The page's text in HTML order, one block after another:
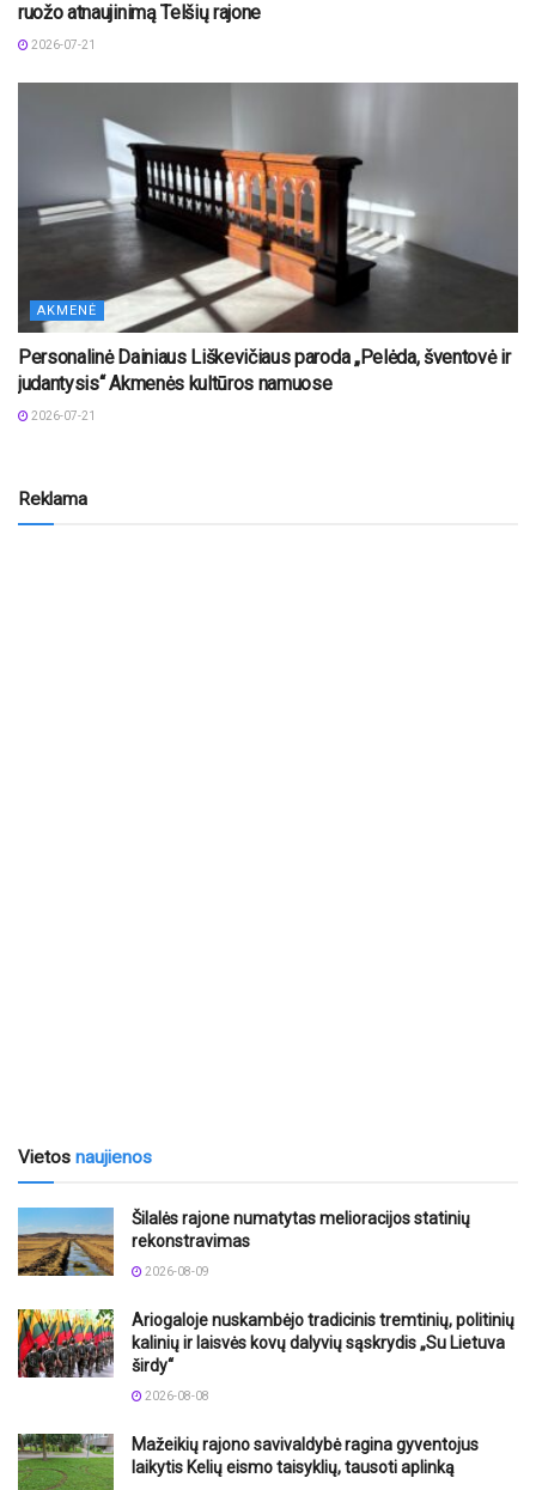
ruožo atnaujinimą Telšių rajone
2026-07-21
AKMENĖ
Personalinė Dainiaus Liškevičiaus paroda „Pelėda, šventovė ir
judantysis“ Akmenės kultūros namuose
2026-07-21
Reklama
Vietos naujienos
Šilalės rajone numatytas melioracijos statinių
rekonstravimas
2026-08-09
Ariogaloje nuskambėjo tradicinis tremtinių, politinių
kalinių ir laisvės kovų dalyvių sąskrydis „Su Lietuva
širdy“
2026-08-08
Mažeikių rajono savivaldybė ragina gyventojus
laikytis Kelių eismo taisyklių, tausoti aplinką